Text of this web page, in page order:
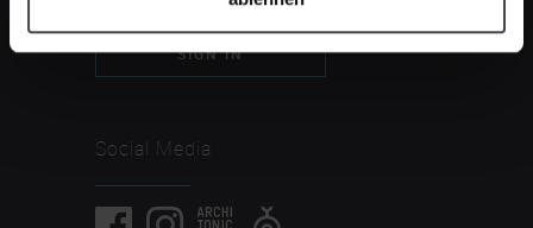
SIGN IN
Social Media